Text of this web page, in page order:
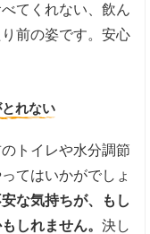
てくれない、飲ん
前の姿です。安心
れない
トイレや水分調節
てはいかがでしょ
な気持ちが、もし
しれません。決し